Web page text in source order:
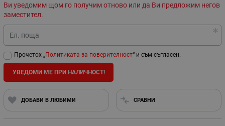
Ви уведомим щом го получим отново или да Ви предложим негов
заместител.
Ел. поща
Прочетох „Политиката за поверителност“ и съм съгласен.
УВЕДОМИ МЕ ПРИ НАЛИЧНОСТ!
ДОБАВИ В ЛЮБИМИ СРАВНИ